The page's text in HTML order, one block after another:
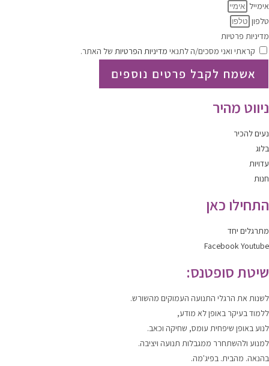
אימייל
טלפון
מדיניות פרטיות
קראתי ואני מסכים/ה לתנאי מדיניות הפרטיות של האתר.
אשמח לקבל פרטים נוספים
ניווט מהיר
נעים להכיר
בלוג
עדויות
חנות
התחילו כאן
מתרגלים יחד
FacebookYoutube
שיטת סופטנס:
לשנות את הרגלי התנועה העמוקים מהשורש.
ללמודבעיקר באופן לא מודע,
לנועבאופן שיפחית עומס, שחיקה וכאב.
למנוע ולהשתחרר ממגבלות תנועה ויציבה.
בהנאה. מהבית. בפיג'מה.